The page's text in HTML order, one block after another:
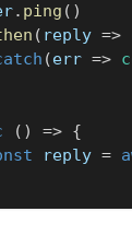
. ping ( )
( reply =>
(err =>
( ) => {
reply =